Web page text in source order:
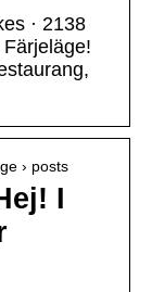
· 2138
› posts
I